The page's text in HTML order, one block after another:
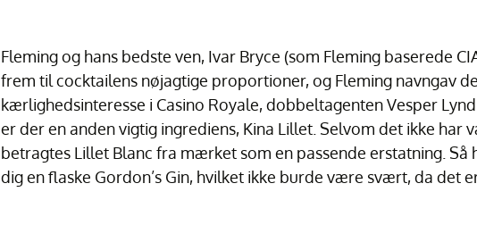
Fleming og hans bedste ven, Ivar Bryce (som Fleming baserede
frem til cocktailens nøjagtige proportioner, og Fleming navngav
kærlighedsinteresse i Casino Royale, dobbeltagenten Vesper
er der en anden vigtig ingrediens, Kina Lillet. Selvom det ikke har
betragtes Lillet Blanc fra mærket som en passende erstatning. Så
dig en flaske Gordon’s Gin, hvilket ikke burde være svært, da det